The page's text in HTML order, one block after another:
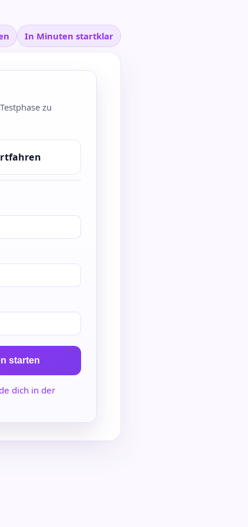
In Minuten startklar
zu
starten
dich in der